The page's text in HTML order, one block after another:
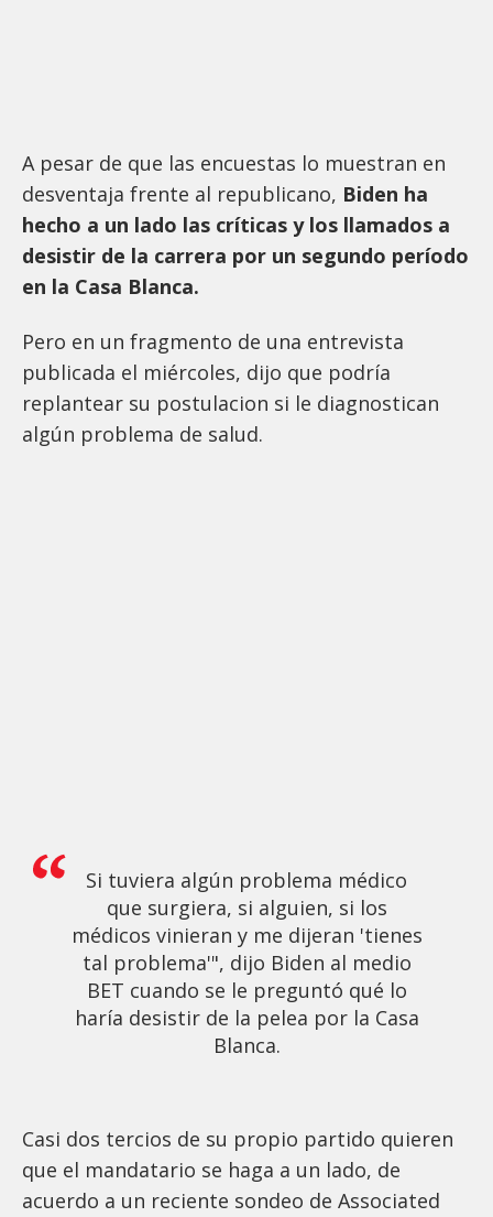
A pesar de que las encuestas lo muestran en
desventaja frente al republicano, Biden ha
hecho a un lado las críticas y los llamados a
desistir de la carrera por un segundo período
en la Casa Blanca.
Pero en un fragmento de una entrevista
publicada el miércoles, dijo que podría
replantear su postulacion si le diagnostican
algún problema de salud.
Si tuviera algún problema médico
que surgiera, si alguien, si los
médicos vinieran y me dijeran 'tienes
tal problema'", dijo Biden al medio
BET cuando se le preguntó qué lo
haría desistir de la pelea por la Casa
Blanca.
Casi dos tercios de su propio partido quieren
que el mandatario se haga a un lado, de
acuerdo a un reciente sondeo de Associated